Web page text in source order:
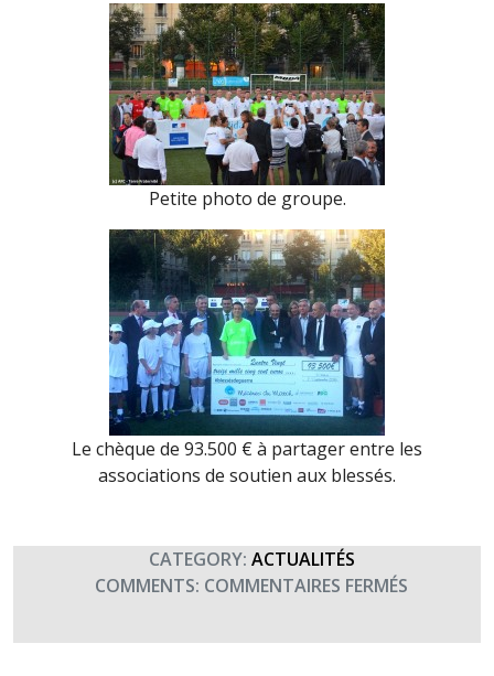
Petite photo de groupe.
Le chèque de 93.500 € à partager entre les
associations de soutien aux blessés.
CATEGORY: ACTUALITÉS
COMMENTS: COMMENTAIRES FERMÉS
DE